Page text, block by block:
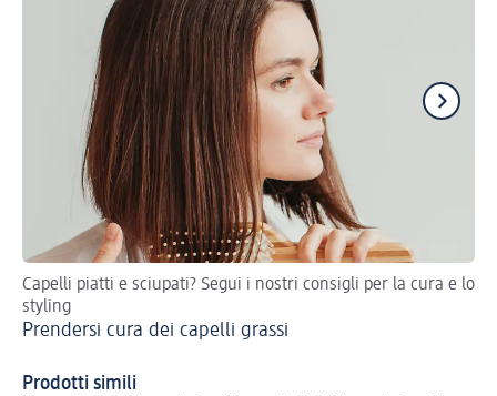
Capelli piatti e sciupati? Segui i nostri consigli per la cura e lo
styling
Prendersi cura dei capelli grassi
Prodotti simili